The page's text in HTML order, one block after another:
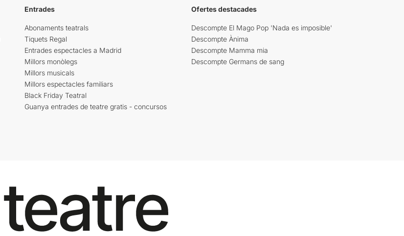
Entrades
Abonaments teatrals
Tiquets Regal
Entrades espectacles a Madrid
Millors monòlegs
Millors musicals
Millors espectacles familiars
Black Friday Teatral
Guanya entrades de teatre gratis - concursos
Ofertes destacades
Descompte El Mago Pop 'Nada es imposible'
Descompte Ànima
Descompte Mamma mia
Descompte Germans de sang